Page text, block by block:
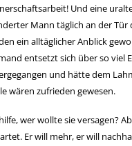
Und eine
Mann täglich an der Tür
ein alltäglicher Anblick
entsetzt sich über so viel
und hätte dem
wären zufrieden gewesen.
wer wollte sie versagen?
Er will mehr, er will